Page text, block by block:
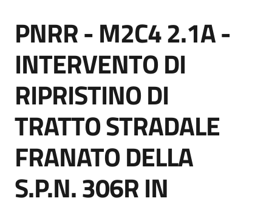
di
acquisto
Supporto
Piattaforme
telematiche
Salta al contenuto
PNRR - M2C4 2.1A -
INTERVENTO DI
RIPRISTINO DI
TRATTO STRADALE
FRANATO DELLA
S.P.N. 306R IN